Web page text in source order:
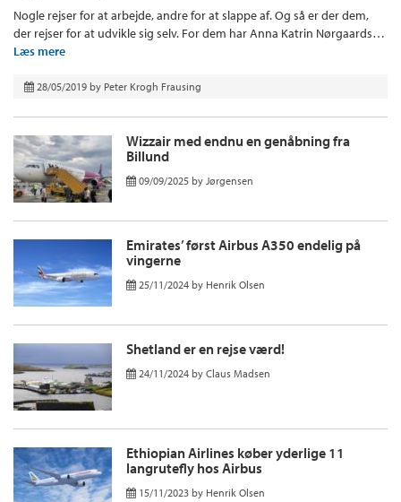
Nogle rejser for at arbejde, andre for at slappe af. Og så er der dem,
der rejser for at udvikle sig selv. For dem har Anna Katrin Nørgaards…
Læs mere
28/05/2019 by Peter Krogh Frausing
Wizzair med endnu en genåbning fra
Billund
09/09/2025 by Jørgensen
Emirates’ først Airbus A350 endelig på
vingerne
25/11/2024 by Henrik Olsen
Shetland er en rejse værd!
24/11/2024 by Claus Madsen
Ethiopian Airlines køber yderlige 11
langrutefly hos Airbus
15/11/2023 by Henrik Olsen